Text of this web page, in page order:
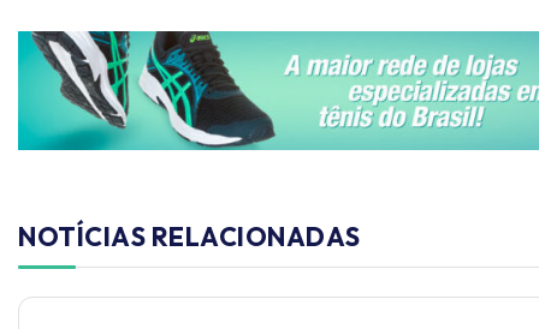
NOTÍCIAS RELACIONADAS